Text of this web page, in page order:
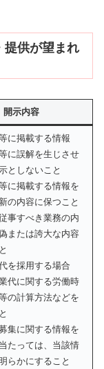
提供が望まれ
開示内容
に掲載する情報
に誤解を生じさせ
としないこと
に掲載する情報を
の内容に保つこと
事すべき業務の内
または誇大な内容
を採用する場合
代に関する労働時
の計算方法などを
集に関する情報を
たっては、当該情
らかにすること